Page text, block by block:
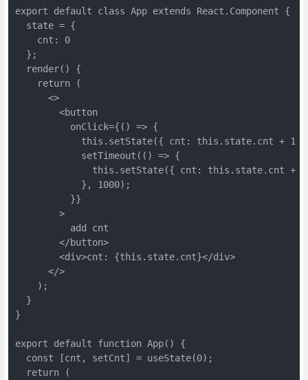
export default class App extends React.Component {
  state = {
    cnt: 0
  };
  render() {
    return (
      <>
        <button
          onClick={() => {
this.setState({ cnt: this.state.cnt + 1
            setTimeout(() => {
this.setState({ cnt: this.state.cnt +
            }, 1000);
          }}
        >
          add cnt
        </button>
        <div>cnt: {this.state.cnt}</div>
      </>
    );
  }
}
export default function App() {
  const [cnt, setCnt] = useState(0);
  return (